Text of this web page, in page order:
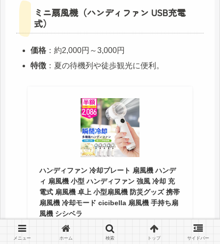
ミニ扇風機（ハンディファン USB充電
式）
価格 ：約2,000円～3,000円
特徴 ：夏の待機列や徒歩観光に便利。
ハンディファン 冷却プレート 扇風機 ハンデ
ィ 扇風機 小型 ハンディファン 強風 冷却 充
電式 扇風機 卓上 小型扇風機 防災グッズ 携帯
扇風機 冷却モード cicibella 扇風機 手持ち扇
風機 シシベラ
Amazon
メニュー ホーム 検索 トップ サイドバー